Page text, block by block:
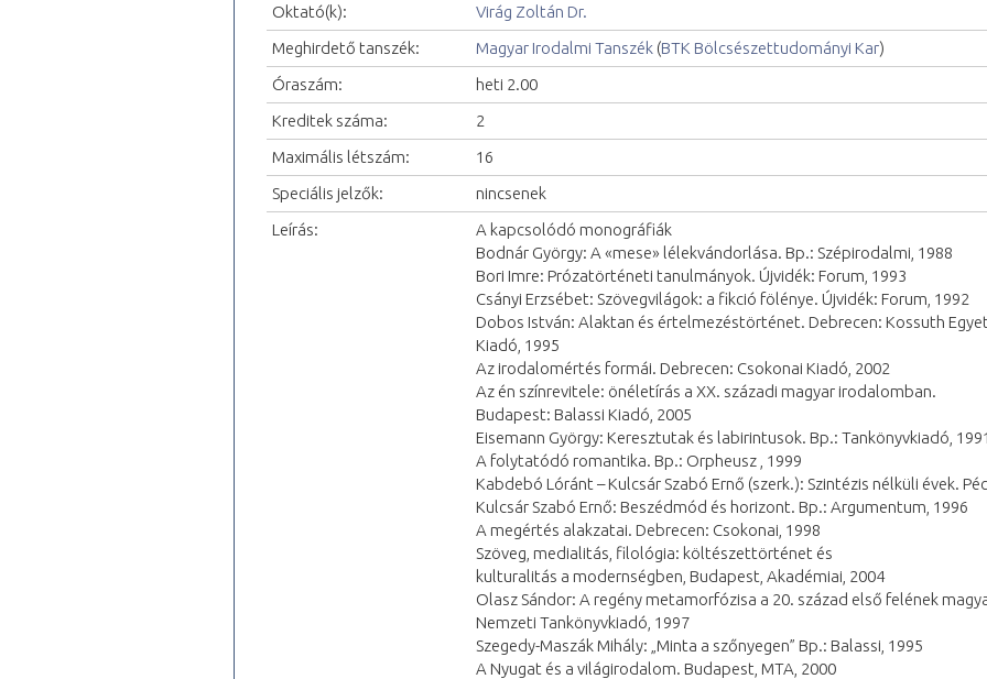
Oktató(k):
Virág Zoltán Dr.
Meghirdető tanszék:
Magyar Irodalmi Tanszék (BTK Bölcsészettudományi Kar)
Óraszám:
heti 2.00
Kreditek száma:
2
Maximális létszám:
16
Speciális jelzők:
nincsenek
Leírás:
A kapcsolódó monográfiák
Bodnár György: A «mese» lélekvándorlása. Bp.: Szépirodalmi, 1988
Bori Imre: Prózatörténeti tanulmányok. Újvidék: Forum, 1993
Csányi Erzsébet: Szövegvilágok: a fikció fölénye. Újvidék: Forum, 1992
Dobos István: Alaktan és értelmezéstörténet. Debrecen: Kossuth
Kiadó, 1995
Az irodalomértés formái. Debrecen: Csokonai Kiadó, 2002
Az én színrevitele: önéletírás a XX. századi magyar irodalomban.
Budapest: Balassi Kiadó, 2005
Eisemann György: Keresztutak és labirintusok. Bp.: Tankönyvkiadó, 1991
A folytatódó romantika. Bp.: Orpheusz , 1999
Kabdebó Lóránt – Kulcsár Szabó Ernő (szerk.): Szintézis nélküli évek.
Kulcsár Szabó Ernő: Beszédmód és horizont. Bp.: Argumentum, 1996
A megértés alakzatai. Debrecen: Csokonai, 1998
Szöveg, medialitás, filológia: költészettörténet és
kulturalitás a modernségben, Budapest, Akadémiai, 2004
Olasz Sándor: A regény metamorfózisa a 20. század első felének
Nemzeti Tankönyvkiadó, 1997
Szegedy-Maszák Mihály: „Minta a szőnyegen” Bp.: Balassi, 1995
A Nyugat és a világirodalom. Budapest, MTA, 2000